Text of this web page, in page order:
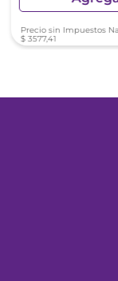
Precio sin Impuestos
$ 3577,41